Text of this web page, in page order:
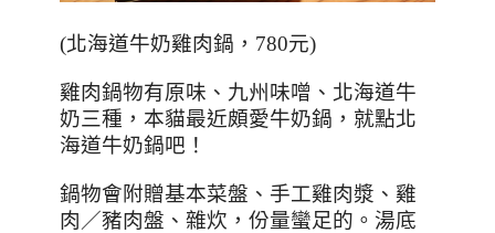
(北海道牛奶雞肉鍋， 780元)
雞肉鍋物有原味、九州味噌、北海道牛
奶三種，本貓最近頗愛牛奶鍋，就點北
海道牛奶鍋吧！
鍋物會附贈基本菜盤、手工雞肉漿、雞
肉／豬肉盤、雜炊，份量蠻足的。湯底